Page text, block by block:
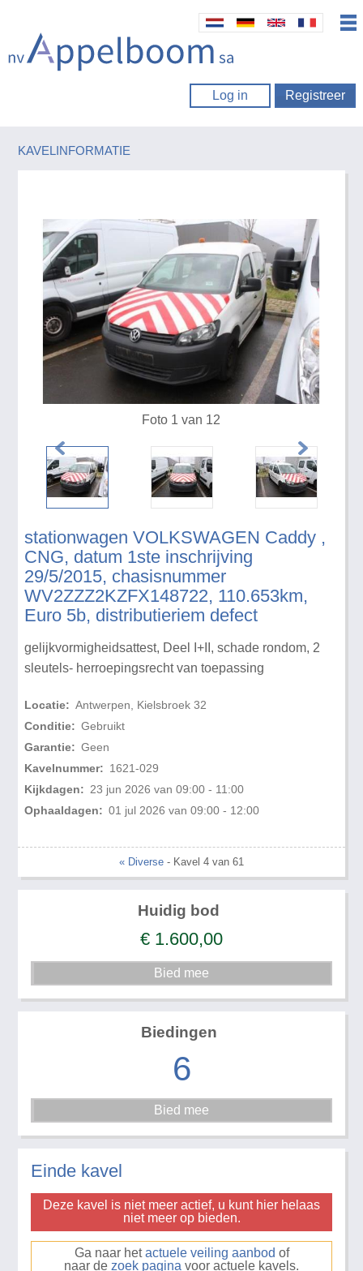
Log in Registreer
KAVELINFORMATIE
stationwagen VOLKSWAGEN Caddy ,
CNG, datum 1ste inschrijving
29/5/2015, chasisnummer
WV2ZZZ2KZFX148722, 110.653km,
Euro 5b, distributieriem defect
gelijkvormigheidsattest, Deel I+II, schade rondom, 2
sleutels- herroepingsrecht van toepassing
Locatie: Antwerpen, Kielsbroek 32
Conditie: Gebruikt
Garantie: Geen
Kavelnummer: 1621-029
Kijkdagen: 23 jun 2026 van 09:00 - 11:00
Ophaaldagen: 01 jul 2026 van 09:00 - 12:00
Foto 1 van 12
« Diverse - Kavel 4 van 61
Huidig bod
€ 1.600,00
Biedingen
6
Einde kavel
Deze kavel is niet meer actief, u kunt hier helaas
niet meer op bieden.
Ga naar hetactuele veiling aanbod of
naar de zoek pagina voor actuele kavels.